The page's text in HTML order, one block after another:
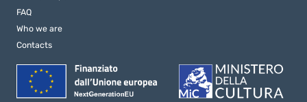
FAQ
Who we are
Contacts